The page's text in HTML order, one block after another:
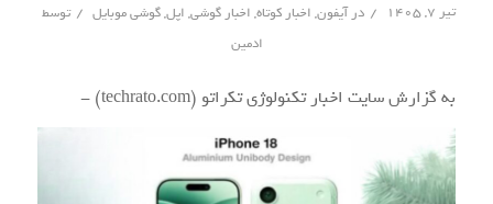
تیر ۷, ۱۴۰۵ / درآیفون, اخبار کوتاه, اخبار گوشی, اپل,گوشی موبایل / توسط
ادمین
به گزارش سایت اخبار تکنولوژی تکراتو (techrato.com) -